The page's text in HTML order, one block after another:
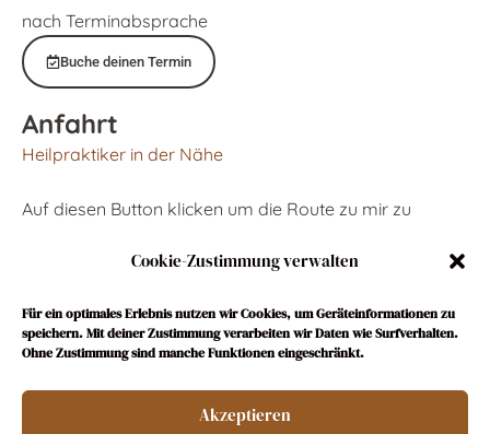
Cookie-Zustimmung verwalten
Für ein optimales Erlebnis nutzen wir Cookies, um Geräteinformationen zu
speichern. Mit deiner Zustimmung verarbeiten wir Daten wie Surfverhalten.
Ohne Zustimmung sind manche Funktionen eingeschränkt.
Akzeptieren
nach Terminabsprache
Buche deinen Termin
Anfahrt
Heilpraktiker in der Nähe
Auf diesen Button klicken um die Route zu mir zu
Impressum